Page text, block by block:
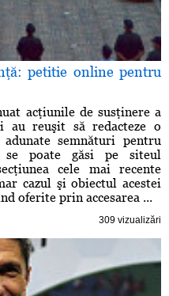
petitie online pentru
acţiunile de susţinere a
au reuşit să redacteze o
semnături pentru
se poate găsi pe siteul
cele mai recente
cazul şi obiectul acestei
oferite prin accesarea ...
309 vizualizări